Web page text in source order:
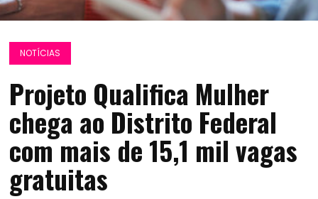
NOTÍCIAS
Projeto Qualifica Mulher
chega ao Distrito Federal
com mais de 15,1 mil vagas
gratuitas